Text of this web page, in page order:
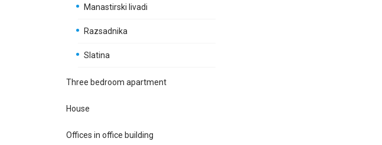
Manastirski livadi
Razsadnika
Slatina
Three bedroom apartment
House
Offices in office building